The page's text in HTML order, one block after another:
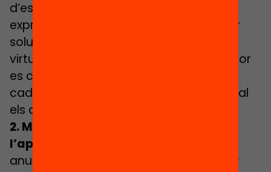
d’esbrinar la causa per ajudar-lo a
expressar les seves necessitats i buscar
solucions. En aquest darrer trimestre
virtual, doncs, serà crucial que cada tutor
es comuniqui individualment amb
cadascun dels seus alumnes, en especial
els adolescents.
2. Mantenir viu el vincle amb l’escola i
l’aprenentatge:
anunciant que els sis mesos sense anar